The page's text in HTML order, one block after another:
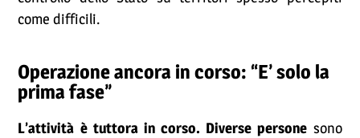
come difficili.
Operazione ancora in corso: “E’ solo la
prima fase”
L’attività è tuttora in corso. Diverse persone sono